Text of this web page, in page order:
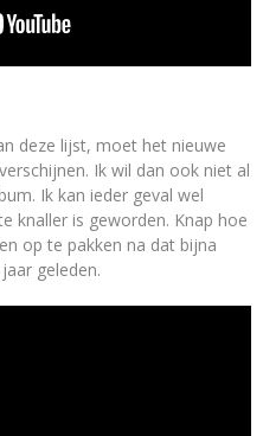
deze lijst, moet het nieuwe
Ik wil dan ook niet al
Ik kan ieder geval wel
knaller is geworden. Knap hoe
op te pakken na dat bijna
geleden.